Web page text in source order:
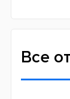
Все